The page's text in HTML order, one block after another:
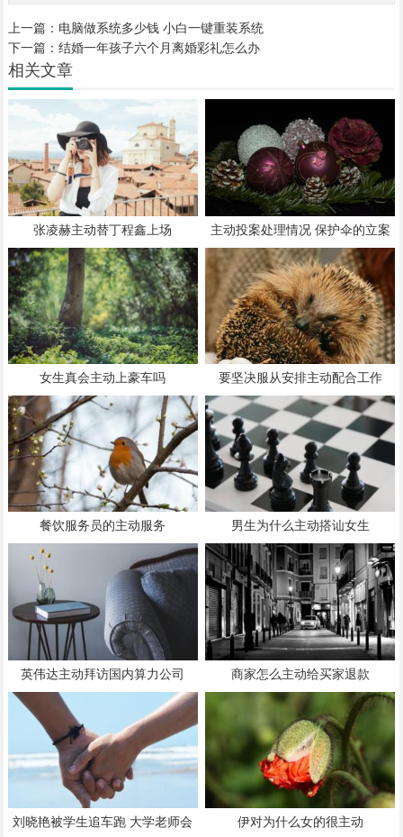
上一篇： 电脑做系统多少钱 小白一键重装系统
下一篇： 结婚一年孩子六个月离婚彩礼怎么办
相关文章
张凌赫主动替丁程鑫上场
主动投案处理情况 保护伞的立案
标准
女生真会主动上豪车吗 要坚决服从安排主动配合工作
餐饮服务员的主动服务 男生为什么主动搭讪女生
英伟达主动拜访国内算力公司 商家怎么主动给买家退款
刘晓艳被学生追车跑 大学老师会
伊对为什么女的很主动